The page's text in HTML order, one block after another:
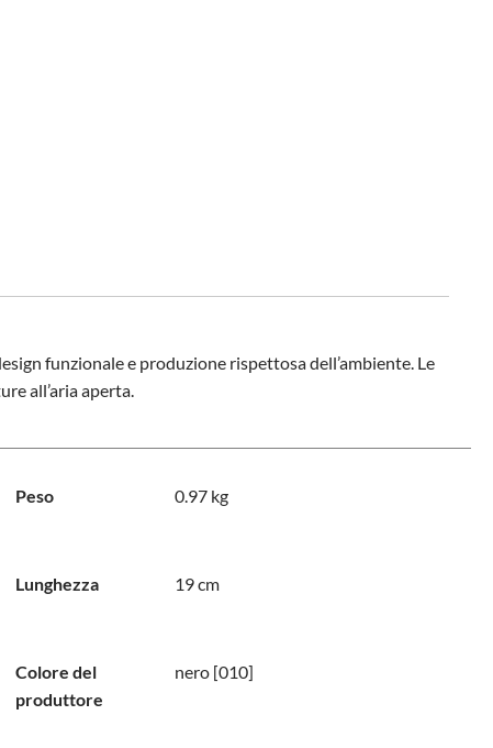
funzionale e produzione rispettosa dell’ambiente. Le
all’aria aperta.
Peso 0.97 kg
Lunghezza 19 cm
Colore del
produttore
nero [010]